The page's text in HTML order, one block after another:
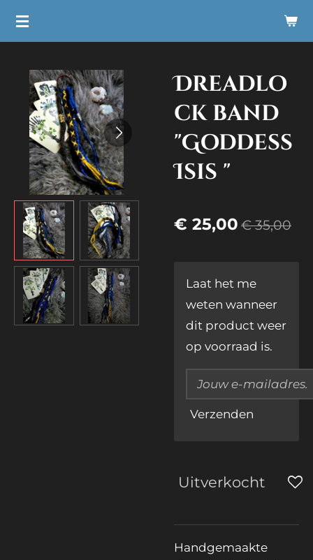
Ga
hoofdinhoud
Dreadlo
ck band
"Goddess
Isis "
€ 25,00 € 35,00
Laat het me
weten wanneer
dit product weer
op voorraad is.
Verzenden
Uitverkocht
Handgemaakte